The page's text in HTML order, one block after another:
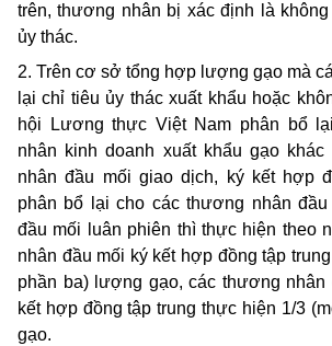
trên, thương nhân bị xác định là
ủy thác.
2. Trên cơ sở tổng hợp lượng gạo mà
lại chỉ tiêu ủy thác xuất khẩu hoặc
hội Lương thực Việt Nam phân bổ
nhân kinh doanh xuất khẩu gạo
nhân đầu mối giao dịch, ký kết hợp
phân bổ lại cho các thương nhân
đầu mối luân phiên thì thực hiện theo
nhân đầu mối ký kết hợp đồng tập
phần ba) lượng gạo, các thương nhân
kết hợp đồng tập trung thực hiện 1/3
gạo.